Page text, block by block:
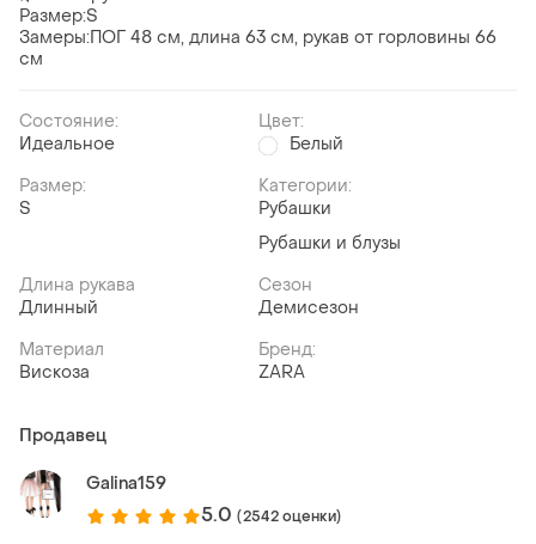
Размер:S
Замеры:ПОГ 48 см, длина 63 см, рукав от горловины 66
см
Состояние:
Идеальное
Цвет:
Белый
Размер:
S
Категории:
Рубашки
Рубашки и блузы
Длина рукава
Длинный
Сезон
Демисезон
Материал
Вискоза
Бренд:
ZARA
Продавец
Galina159
5.0 (2542 оценки)